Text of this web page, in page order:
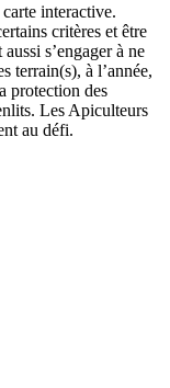
interactive.
critères et être
s’engager à ne
terrain(s), à l’année,
protection des
Les Apiculteurs
au défi.